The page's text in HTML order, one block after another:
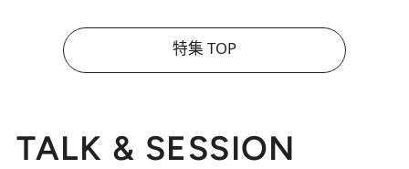
特集 TOP
TALK & SESSION